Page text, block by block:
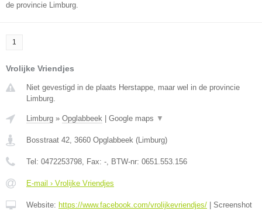
de provincie Limburg.
1
Vrolijke Vriendjes
Niet gevestigd in de plaats Herstappe, maar wel in de provincie
Limburg.
Limburg » Opglabbeek Google maps ▼
Bosstraat 42, 3660 Opglabbeek (Limburg)
Tel: 0472253798, Fax: -, BTW-nr: 0651.553.156
E-mail › Vrolijke Vriendjes
Website: https://www.facebook.com/vrolijkevriendjes/
Screenshot